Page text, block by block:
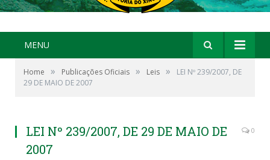
MENU
Home » Publicações Oficiais » Leis »
LEI Nº 239/2007, DE
29 DE MAIO DE 2007
LEI Nº 239/2007, DE 29 DE MAIO DE
2007
0